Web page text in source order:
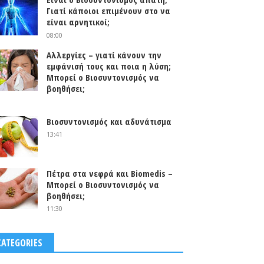
Γιατί κάποιοι επιμένουν στο να
είναι αρνητικοί;
08:00
Αλλεργίες – γιατί κάνουν την
εμφάνισή τους και ποια η λύση;
Μπορεί ο Βιοσυντονισμός να
βοηθήσει;
Βιοσυντονισμός και αδυνάτισμα
13:41
Πέτρα στα νεφρά και Biomedis –
Μπορεί ο Βιοσυντονισμός να
βοηθήσει;
11:30